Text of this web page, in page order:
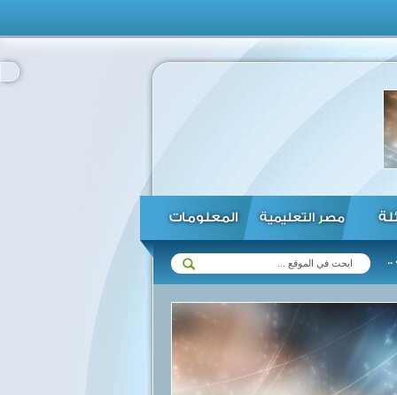
مصر التعليمية المعلومات
السيسي: كل الدعم لمؤسسات التمويل الدولية في القارة الافريقية ...